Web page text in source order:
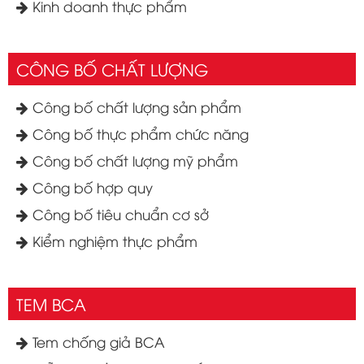
Kinh doanh thực phẩm
CÔNG BỐ CHẤT LƯỢNG
Công bố chất lượng sản phẩm
Công bố thực phẩm chức năng
Công bố chất lượng mỹ phẩm
Công bố hợp quy
Công bố tiêu chuẩn cơ sở
Kiểm nghiệm thực phẩm
TEM BCA
Tem chống giả BCA